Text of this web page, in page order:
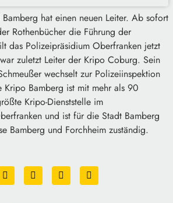
hat einen neuen Leiter. Ab sofort
Rothenbücher die Führung der
das Polizeipräsidium Oberfranken jetzt
zuletzt Leiter der Kripo Coburg. Sein
wechselt zur Polizeiinspektion
Kripo Bamberg ist mit mehr als 90
Kripo-Dienststelle im
und ist für die Stadt Bamberg
Bamberg und Forchheim zuständig.